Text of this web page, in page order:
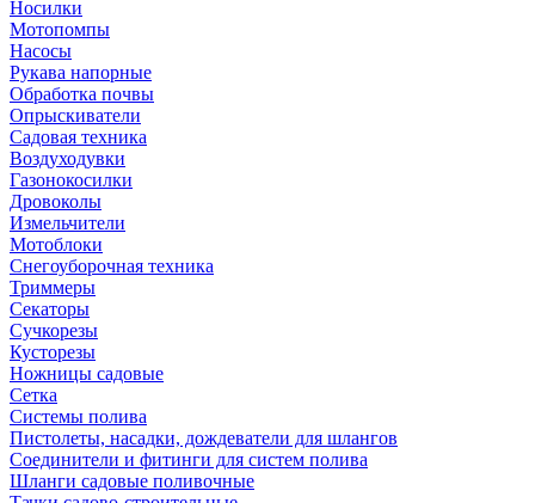
Носилки
Мотопомпы
Насосы
Рукава напорные
Обработка почвы
Опрыскиватели
Садовая техника
Воздуходувки
Газонокосилки
Дровоколы
Измельчители
Мотоблоки
Снегоуборочная техника
Триммеры
Секаторы
Сучкорезы
Кусторезы
Ножницы садовые
Сетка
Системы полива
Пистолеты, насадки, дождеватели для шлангов
Соединители и фитинги для систем полива
Шланги садовые поливочные